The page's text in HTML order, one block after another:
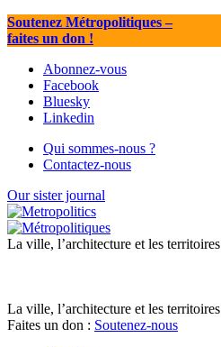
Soutenez Métropolitiques–
faites un don !
Abonnez-vous
Facebook
Bluesky
Linkedin
Qui sommes-nous ?
Contactez-nous
Our sister journal
La ville, l’architecture et les territoires
La ville, l’architecture et les territoires
Faites un don : Soutenez-nous